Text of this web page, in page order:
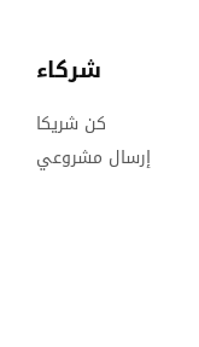
شركاء
كن شريكا
إرسال مشروعي